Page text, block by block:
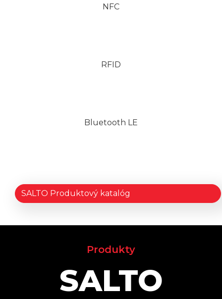
NFC
RFID
Bluetooth LE
SALTO Produktový katalóg
Produkty
SALTO